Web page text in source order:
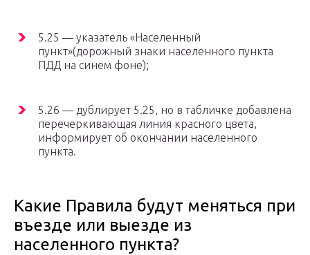
5.25 — указатель «Населенный
пункт»(дорожный знаки населенного пункта
ПДД на синем фоне);
5.26 — дублирует 5.25, но в табличке добавлена
перечеркивающая линия красного цвета,
информирует об окончании населенного
пункта.
Какие Правила будут меняться при
въезде или выезде из
населенного пункта?